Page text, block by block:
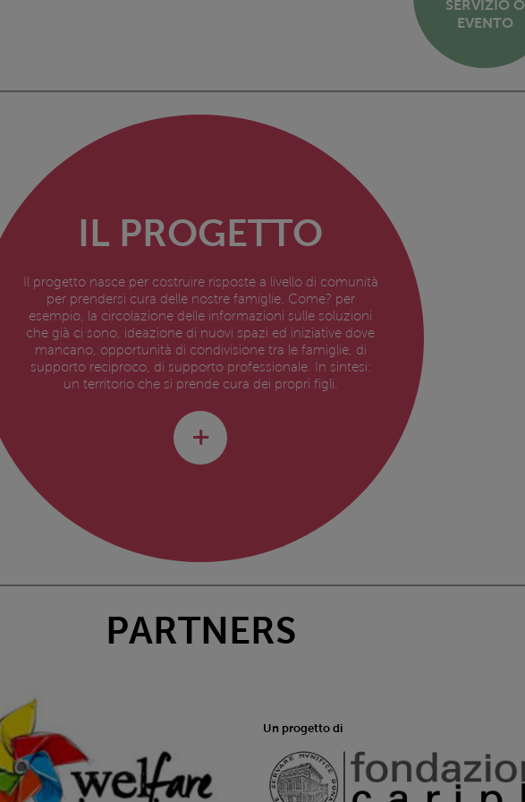
SERVIZIO O
EVENTO
IL PROGETTO
Il progetto nasce per costruire risposte a livello di comunità
per prendersi cura delle nostre famiglie. Come? per
esempio, la circolazione delle informazioni sulle soluzioni
che già ci sono, ideazione di nuovi spazi ed iniziative dove
mancano, opportunità di condivisione tra le famiglie, di
supporto reciproco, di supporto professionale. In sintesi:
un territorio che si prende cura dei propri figli.
PARTNERS
Un progetto di